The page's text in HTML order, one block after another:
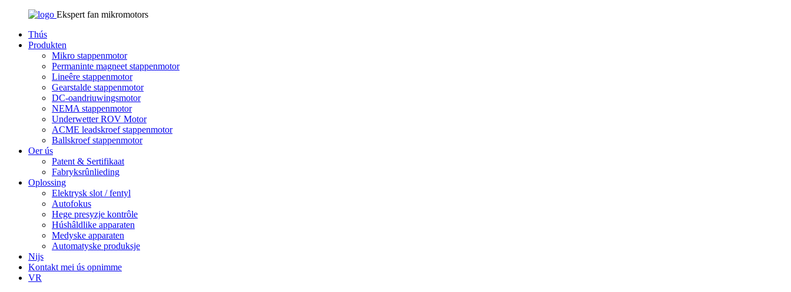
Ekspert fan mikromotors
Thús
Produkten
Mikro stappenmotor
Permaninte magneet stappenmotor
Lineêre stappenmotor
Gearstalde stappenmotor
DC-oandriuwingsmotor
NEMA stappenmotor
Underwetter ROV Motor
ACME leadskroef stappenmotor
Ballskroef stappenmotor
Oer ús
Patent & Sertifikaat
Fabryksrûnlieding
Oplossing
Elektrysk slot / fentyl
Autofokus
Hege presyzje kontrôle
Húshâldlike apparaten
Medyske apparaten
Automatyske produksje
Nijs
Kontakt mei ús opnimme
VR